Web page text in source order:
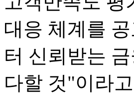
대응 체계를
터 신뢰받는
다할 것"이라